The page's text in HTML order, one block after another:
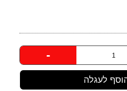
-
לעגלה